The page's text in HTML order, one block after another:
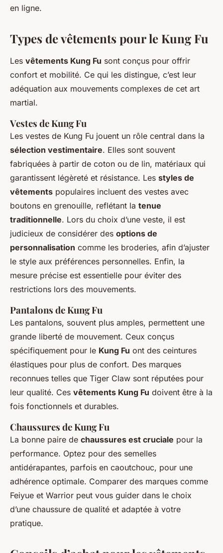
en ligne.
Types de vêtements pour le Kung Fu
Les vêtements Kung Fu sont conçus pour offrir
confort et mobilité. Ce qui les distingue, c’est leur
adéquation aux mouvements complexes de cet art
martial.
Vestes de Kung Fu
Les vestes de Kung Fu jouent un rôle central dans la
sélection vestimentaire. Elles sont souvent
fabriquées à partir de coton ou de lin, matériaux qui
garantissent légèreté et résistance. Les styles de
vêtements populaires incluent des vestes avec
boutons en grenouille, reflétant la tenue
traditionnelle. Lors du choix d’une veste, il est
judicieux de considérer des options de
personnalisation comme les broderies, afin d’ajuster
le style aux préférences personnelles. Enfin, la
mesure précise est essentielle pour éviter des
restrictions lors des mouvements.
Pantalons de Kung Fu
Les pantalons, souvent plus amples, permettent une
grande liberté de mouvement. Ceux conçus
spécifiquement pour le Kung Fu ont des ceintures
élastiques pour plus de confort. Des marques
reconnues telles que Tiger Claw sont réputées pour
leur qualité. Ces vêtements Kung Fu doivent être à la
fois fonctionnels et durables.
Chaussures de Kung Fu
La bonne paire de chaussures est cruciale pour la
performance. Optez pour des semelles
antidérapantes, parfois en caoutchouc, pour une
adhérence optimale. Comparer des marques comme
Feiyue et Warrior peut vous guider dans le choix
d’une chaussure de qualité et adaptée à votre
pratique.